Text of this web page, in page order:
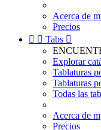
Acerca de
Precios
  Tabs 
Explorar
Tablaturas
Tablaturas
Todas las
Acerca de
Precios